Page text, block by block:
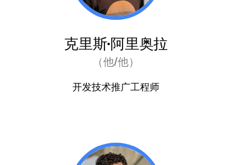
克里斯·阿里奥拉
（他/他）
开发技术推广工程师